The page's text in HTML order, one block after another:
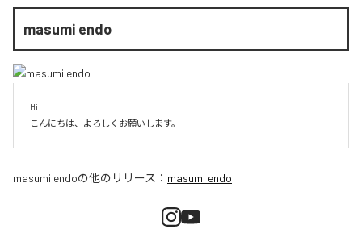
masumi endo
Hi
こんにちは、よろしくお願いします。
masumi endoの他のリリース： masumi endo